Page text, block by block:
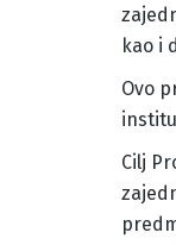
kao i
Ovo
Cilj